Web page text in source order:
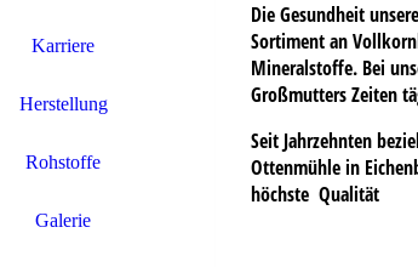
Karriere
Herstellung
Rohstoffe
Galerie
Die Gesundheit
Sortiment an
Mineralstoffe. Bei
Großmutters Zeiten
Seit Jahrzehnten
Ottenmühle in
höchste Qualität